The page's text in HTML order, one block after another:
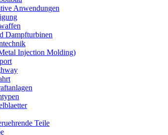
Anwendungen
Dampfturbinen
Injection Molding)
Teile